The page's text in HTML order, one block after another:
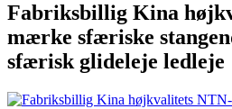
Fabriksbillig Kina
mærke sfæriske
sfærisk glideleje ledleje